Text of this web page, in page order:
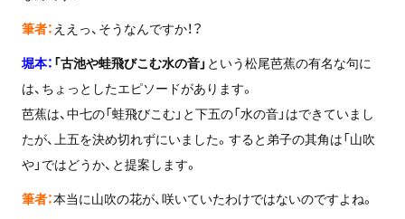
筆者： ええっ、そうなんですか！？
堀本： 「古池や蛙飛びこむ水の音」 という松尾芭蕉の有名な句に
は、ちょっとしたエピソードがあります。
芭蕉は、中七の「蛙飛びこむ」と下五の「水の音」はできていまし
たが、上五を決め切れずにいました。すると弟子の其角は「山吹
や」ではどうか、と提案します。
筆者：本当に山吹の花が、咲いていたわけではないのですよね。